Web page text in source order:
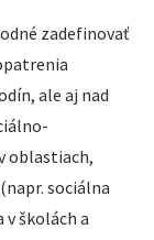
zadefinovať
ale aj nad
oblastiach,
sociálna
školách a